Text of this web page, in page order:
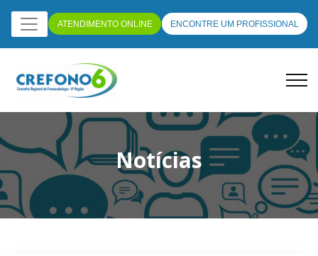
ATENDIMENTO ONLINE ENCONTRE UM PROFISSIONAL
Notícias